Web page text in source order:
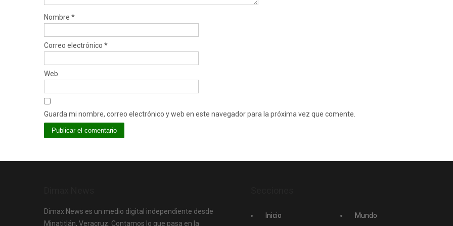
Nombre *
Correo electrónico *
Web
Guarda mi nombre, correo electrónico y web en este navegador para la próxima vez que comente.
Dimax News es un medio digital independiente desde
Minatitlán, Veracruz. Contamos lo que pasa en la
Inicio Mundo